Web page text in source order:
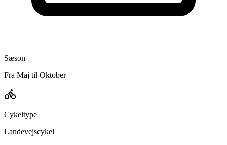
Sæson
Fra Maj til Oktober
Cykeltype
Landevejscykel